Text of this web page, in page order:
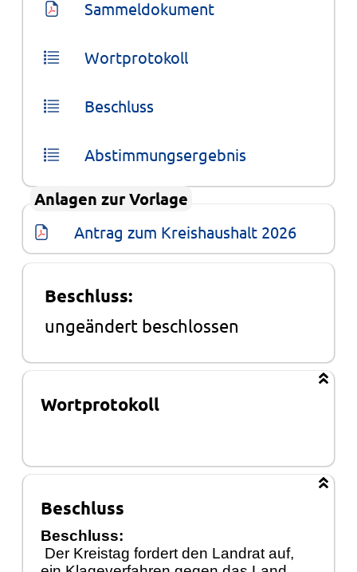
Sammeldokument
Wortprotokoll
Beschluss
Abstimmungsergebnis
Anlagen zur Vorlage
Antrag zum Kreishaushalt 2026
Beschluss:
ungeändert beschlossen
Wortprotokoll
Beschluss
Beschluss:
Der Kreistag fordert den Landrat auf,